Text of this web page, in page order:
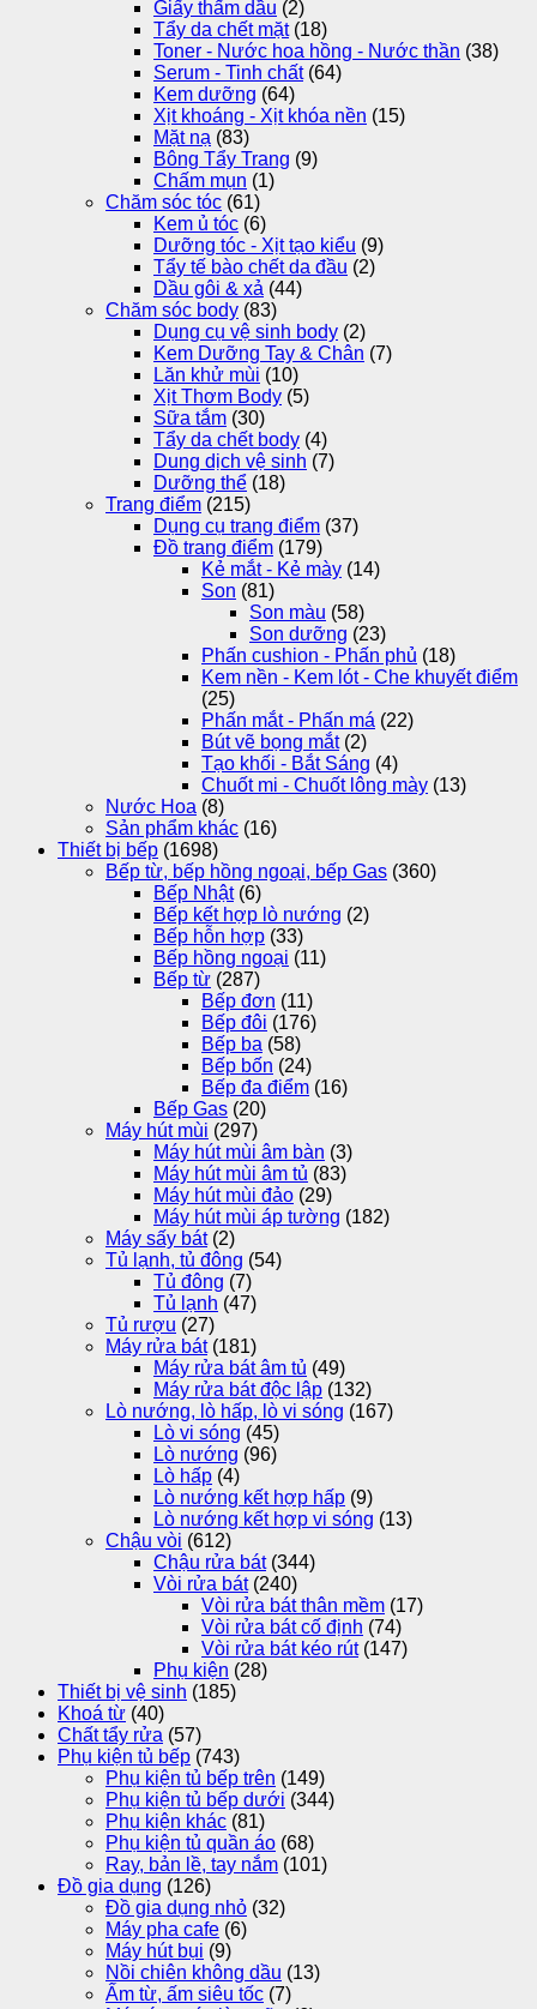
Giấy thấm dầu (2)
Tẩy da chết mặt (18)
Toner - Nước hoa hồng - Nước thần (38)
Serum - Tinh chất (64)
Kem dưỡng (64)
Xịt khoáng - Xịt khóa nền (15)
Mặt nạ (83)
Bông Tẩy Trang (9)
Chấm mụn (1)
Chăm sóc tóc (61)
Kem ủ tóc (6)
Dưỡng tóc - Xịt tạo kiểu (9)
Tẩy tế bào chết da đầu (2)
Dầu gôi & xả (44)
Chăm sóc body (83)
Dụng cụ vệ sinh body (2)
Kem Dưỡng Tay & Chân (7)
Lăn khử mùi (10)
Xịt Thơm Body (5)
Sữa tắm (30)
Tẩy da chết body (4)
Dung dịch vệ sinh (7)
Dưỡng thể (18)
Trang điểm (215)
Dụng cụ trang điểm (37)
Đồ trang điểm (179)
Kẻ mắt - Kẻ mày (14)
Son (81)
Son màu (58)
Son dưỡng (23)
Phấn cushion - Phấn phủ (18)
Kem nền - Kem lót - Che khuyết điểm
(25)
Phấn mắt - Phấn má (22)
Bút vẽ bọng mắt (2)
Tạo khối - Bắt Sáng (4)
Chuốt mi - Chuốt lông mày (13)
Nước Hoa (8)
Sản phẩm khác (16)
Thiết bị bếp (1698)
Bếp từ, bếp hồng ngoại, bếp Gas (360)
Bếp Nhật (6)
Bếp kết hợp lò nướng (2)
Bếp hỗn hợp (33)
Bếp hồng ngoại (11)
Bếp từ (287)
Bếp đơn (11)
Bếp đôi (176)
Bếp ba (58)
Bếp bốn (24)
Bếp đa điểm (16)
Bếp Gas (20)
Máy hút mùi (297)
Máy hút mùi âm bàn (3)
Máy hút mùi âm tủ (83)
Máy hút mùi đảo (29)
Máy hút mùi áp tường (182)
Máy sấy bát (2)
Tủ lạnh, tủ đông (54)
Tủ đông (7)
Tủ lạnh (47)
Tủ rượu (27)
Máy rửa bát (181)
Máy rửa bát âm tủ (49)
Máy rửa bát độc lập (132)
Lò nướng, lò hấp, lò vi sóng (167)
Lò vi sóng (45)
Lò nướng (96)
Lò hấp (4)
Lò nướng kết hợp hấp (9)
Lò nướng kết hợp vi sóng (13)
Chậu vòi (612)
Chậu rửa bát (344)
Vòi rửa bát (240)
Vòi rửa bát thân mềm (17)
Vòi rửa bát cố định (74)
Vòi rửa bát kéo rút (147)
Phụ kiện (28)
Thiết bị vệ sinh (185)
Khoá từ (40)
Chất tẩy rửa (57)
Phụ kiện tủ bếp (743)
Phụ kiện tủ bếp trên (149)
Phụ kiện tủ bếp dưới (344)
Phụ kiện khác (81)
Phụ kiện tủ quần áo (68)
Ray, bản lề, tay nắm (101)
Đồ gia dụng (126)
Đồ gia dụng nhỏ (32)
Máy pha cafe (6)
Máy hút bụi (9)
Nồi chiên không dầu (13)
Ấm từ, ấm siêu tốc (7)